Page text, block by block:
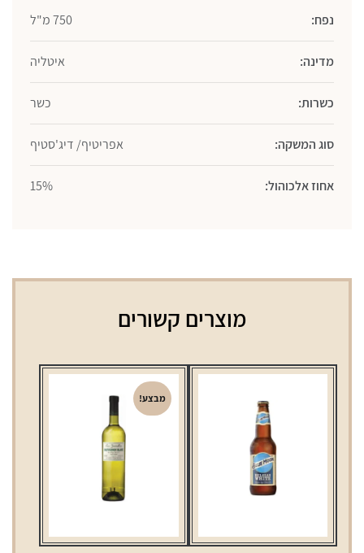
נפח: 750 מ"ל
מדינה: איטליה
כשרות: כשר
סוג המשקה: אפריטיף/ דיג'סטיף
אחוז אלכוהול: 15%
מוצרים קשורים
מבצע!